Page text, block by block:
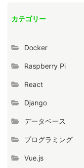
カテゴリー
Docker
Raspberry Pi
React
Django
データベース
プログラミング
Vue.js